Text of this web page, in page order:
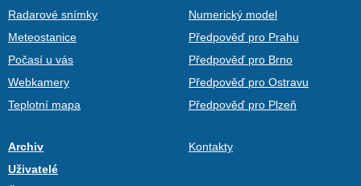
Radarové snímky
Meteostanice
Počasí u vás
Webkamery
Teplotní mapa
Numerický model
Předpověď pro Prahu
Předpověď pro Brno
Předpověď pro Ostravu
Předpověď pro Plzeň
Archiv
Uživatelé
Kontakty